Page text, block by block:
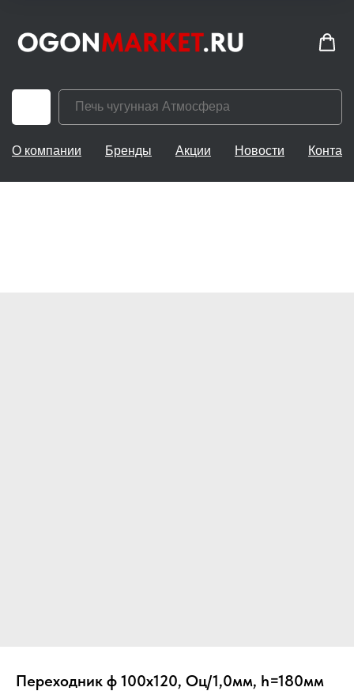
О компании Бренды Акции Новости
Переходник ф 100х120, Оц/1,0мм, h=180мм